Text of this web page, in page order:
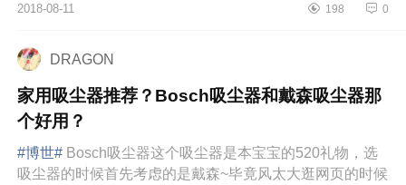
小米电动无线拖把，这个是最近...
2018-08-11 198 0
DRAGON
家用吸尘器推荐？Bosch吸尘器和戴森吸尘器那
个好用？
#博世# Bosch吸尘器这个吸尘器是本宝宝的520礼物，选
吸尘器的时候首先考虑的是戴森~毕竟风太大逛网页的时候